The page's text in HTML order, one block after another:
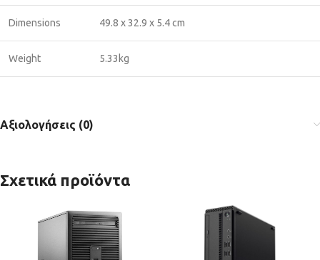
Dimensions 49.8 x 32.9 x 5.4 cm
Weight 5.33kg
Αξιολογήσεις (0)
Σχετικά προϊόντα